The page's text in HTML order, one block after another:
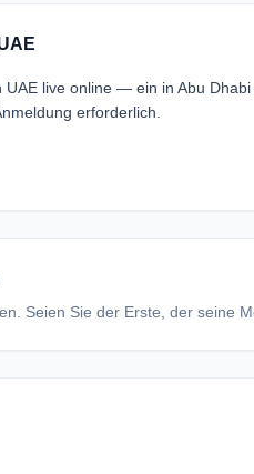
UAE live online — ein in Abu
erforderlich.
Seien Sie der Erste, der seine